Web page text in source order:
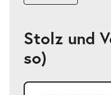
Stolz und
so)